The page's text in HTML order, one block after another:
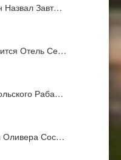
Назвал Завт…
Отель Се…
Раба…
Оливера Сос…